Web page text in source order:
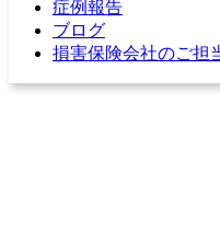
症例報告
ブログ
損害保険会社のご担
9:30～12:30
15:00～21:00
※年中無休で営業